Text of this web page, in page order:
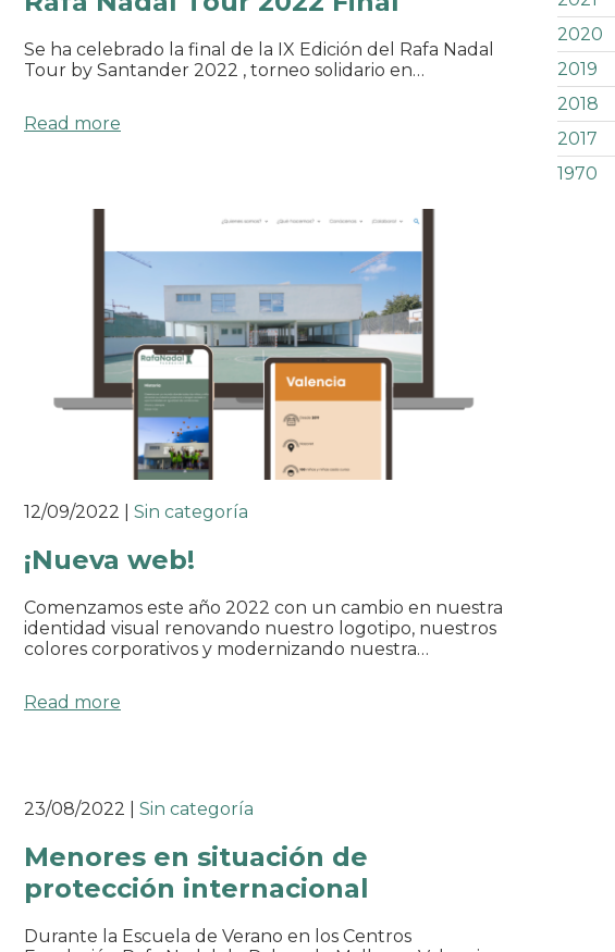
Se ha celebrado la final de la IX Edición del Rafa Nadal
Tour by Santander 2022 , torneo solidario en…
Read more
12/09/2022 Sin categoría
¡Nueva web!
Comenzamos este año 2022 con un cambio en nuestra
identidad visual renovando nuestro logotipo, nuestros
colores corporativos y modernizando nuestra…
Read more
23/08/2022 Sin categoría
Menores en situación de
protección internacional
Durante la Escuela de Verano en los Centros
2020
2019
2018
2017
1970